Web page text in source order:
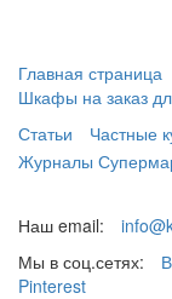
Главная страница
Шкафы на заказ
Статьи
Частные
Журналы
Наш email:
Мы в соц.сетях:
Pinterest